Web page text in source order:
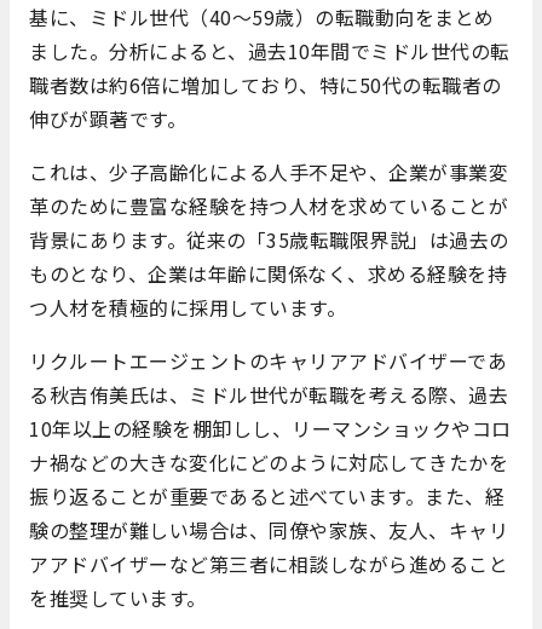
基に、ミドル世代（40～59歳）の転職動向をまとめ
ました。​分析によると、過去10年間でミドル世代の転
職者数は約6倍に増加しており、特に50代の転職者の
伸びが顕著です。​
これは、少子高齢化による人手不足や、企業が事業変
革のために豊富な経験を持つ人材を求めていることが
背景にあります。​従来の「35歳転職限界説」は過去の
ものとなり、企業は年齢に関係なく、求める経験を持
つ人材を積極的に採用しています。
​リクルートエージェントのキャリアアドバイザーであ
る秋吉侑美氏は、ミドル世代が転職を考える際、過去
10年以上の経験を棚卸しし、リーマンショックやコロ
ナ禍などの大きな変化にどのように対応してきたかを
振り返ることが重要であると述べています。​また、経
験の整理が難しい場合は、同僚や家族、友人、キャリ
アアドバイザーなど第三者に相談しながら進めること
を推奨しています。